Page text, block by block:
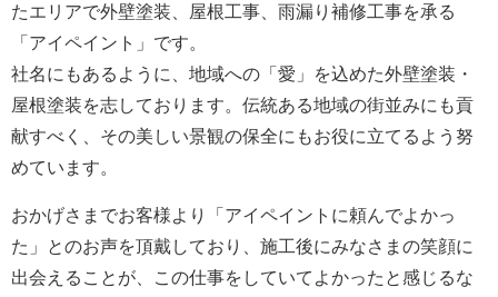
たエリアで外壁塗装、屋根工事、雨漏り補修工事を承る
「アイペイント」です。
社名にもあるように、地域への「愛」を込めた外壁塗装・
屋根塗装を志しております。伝統ある地域の街並みにも貢
献すべく、その美しい景観の保全にもお役に立てるよう努
めています。
おかげさまでお客様より「アイペイントに頼んでよかっ
た」とのお声を頂戴しており、施工後にみなさまの笑顔に
出会えることが、この仕事をしていてよかったと感じるな